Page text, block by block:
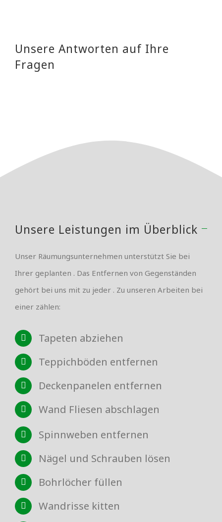
Unsere Antworten auf Ihre
Fragen
Unsere Leistungen im Überblick
Unser Räumungsunternehmen unterstützt Sie bei
Ihrer geplanten . Das Entfernen von Gegenständen
gehört bei uns mit zu jeder . Zu unseren Arbeiten bei
einer zählen:
Tapeten abziehen
Teppichböden entfernen
Deckenpanelen entfernen
Wand Fliesen abschlagen
Spinnweben entfernen
Nägel und Schrauben lösen
Bohrlöcher füllen
Wandrisse kitten